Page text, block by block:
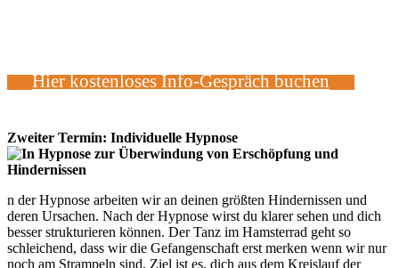
Hier kostenloses Info-Gespräch buchen
Zweiter Termin: Individuelle Hypnose
n der Hypnose arbeiten wir an deinen größten Hindernissen und
deren Ursachen. Nach der Hypnose wirst du klarer sehen und dich
besser strukturieren können. Der Tanz im Hamsterrad geht so
schleichend, dass wir die Gefangenschaft erst merken wenn wir nur
noch am Strampeln sind. Ziel ist es, dich aus dem Kreislauf der